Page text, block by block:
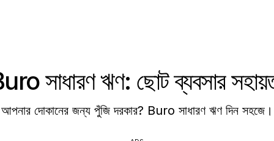
সাধারণ ঋণ: ছোট ব্যবসার
আপনার দোকানের জন্য পুঁজি দরকার? Buro সাধারণ ঋণ দিন সহজে।